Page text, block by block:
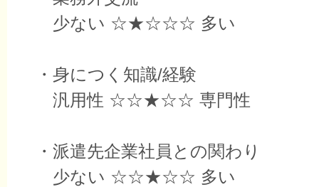
少ない ☆★☆☆☆ 多い
・身につく知識/経験
汎用性 ☆☆★☆☆ 専門性
・派遣先企業社員との関わり
少ない ☆☆★☆☆ 多い